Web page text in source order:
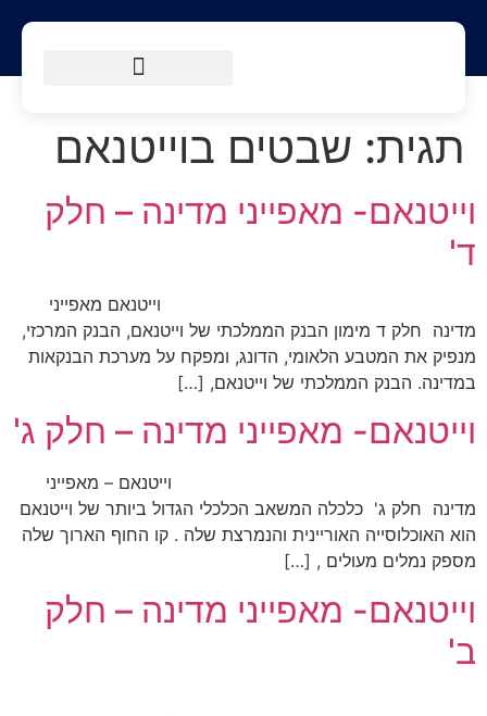
תגית: שבטים בוייטנאם
וייטנאם- מאפייני מדינה – חלק
ד'
וייטנאם מאפייני
מדינה חלק ד מימון הבנק הממלכתי של וייטנאם, הבנק המרכזי,
מנפיק את המטבע הלאומי, הדונג, ומפקח על מערכת הבנקאות
במדינה. הבנק הממלכתי של וייטנאם, […]
וייטנאם- מאפייני מדינה – חלק ג'
וייטנאם – מאפייני
מדינה חלק ג' כלכלה המשאב הכלכלי הגדול ביותר של וייטנאם
הוא האוכלוסייה האוריינית והנמרצת שלה . קו החוף הארוך שלה
מספק נמלים מעולים , […]
וייטנאם- מאפייני מדינה – חלק
ב'